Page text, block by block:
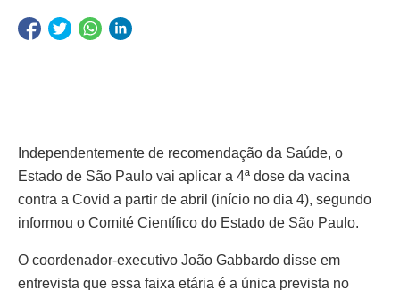
Independentemente de recomendação da Saúde, o
Estado de São Paulo vai aplicar a 4ª dose da vacina
contra a Covid a partir de abril (início no dia 4), segundo
informou o Comité Científico do Estado de São Paulo.
O coordenador-executivo João Gabbardo disse em
entrevista que essa faixa etária é a única prevista no